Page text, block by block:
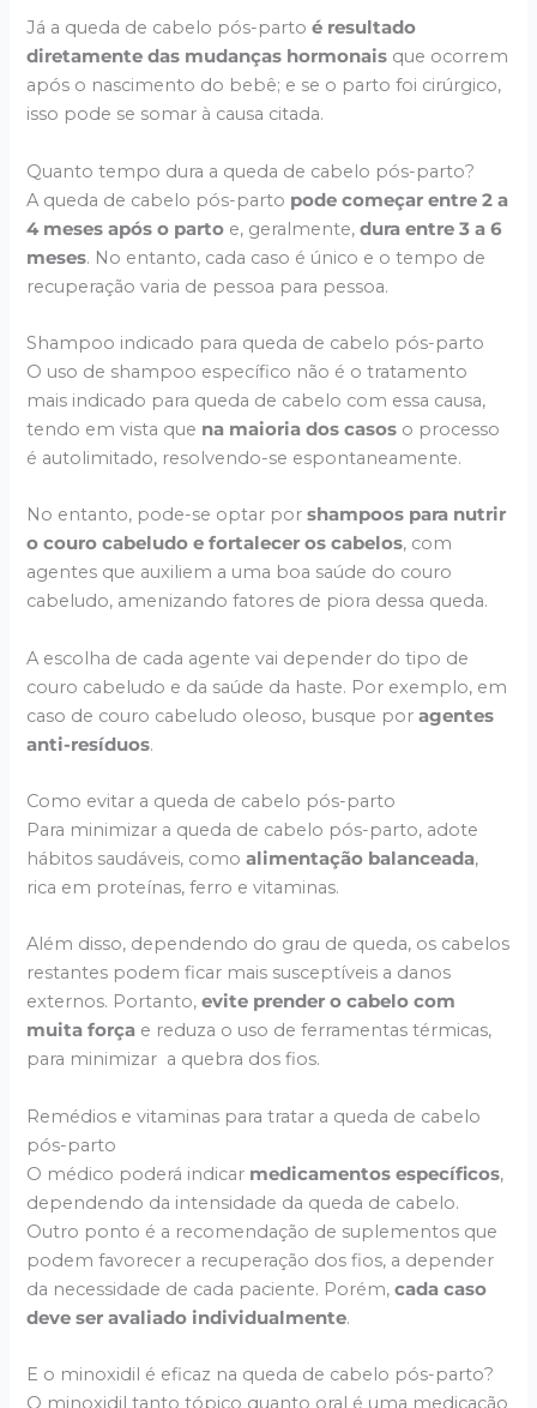
Já a queda de cabelo pós-partoé resultado
diretamente das mudanças hormonais que ocorrem
após o nascimento do bebê; e se o parto foi cirúrgico,
isso pode se somar à causa citada.
Quanto tempo dura a queda de cabelo pós-parto?
A queda de cabelo pós-parto pode começar entre 2 a
4 meses após o parto e, geralmente,dura entre 3 a 6
meses. No entanto, cada caso é único e o tempo de
recuperação varia de pessoa para pessoa.
Shampoo indicado para queda de cabelo pós-parto
O uso de shampoo específico não é o tratamento
mais indicado para queda de cabelo com essa causa,
tendo em vista que na maioria dos casos o processo
é autolimitado, resolvendo-se espontaneamente.
No entanto, pode-se optar porshampoos para nutrir
o couro cabeludo e fortalecer os cabelos, com
agentes que auxiliem a uma boa saúde do couro
cabeludo, amenizando fatores de piora dessa queda.
A escolha de cada agente vai depender do tipo de
couro cabeludo e da saúde da haste. Por exemplo, em
caso de couro cabeludo oleoso, busque poragentes
anti-resíduos.
Como evitar a queda de cabelo pós-parto
Para minimizar a queda de cabelo pós-parto, adote
hábitos saudáveis, comoalimentação balanceada,
rica em proteínas, ferro e vitaminas.
Além disso, dependendo do grau de queda, os cabelos
restantes podem ficar mais susceptíveis a danos
externos. Portanto,evite prender o cabelo com
muita força e reduza o uso de ferramentas térmicas,
para minimizar a quebra dos fios.
Remédios e vitaminas para tratar a queda de cabelo
pós-parto
O médico poderá indicar medicamentos específicos,
dependendo da intensidade da queda de cabelo.
Outro ponto é a recomendação de suplementos que
podem favorecer a recuperação dos fios, a depender
da necessidade de cada paciente. Porém,cada caso
deve ser avaliado individualmente.
E o minoxidil é eficaz na queda de cabelo pós-parto?
O minoxidil tanto tópico quanto oral é uma medicação